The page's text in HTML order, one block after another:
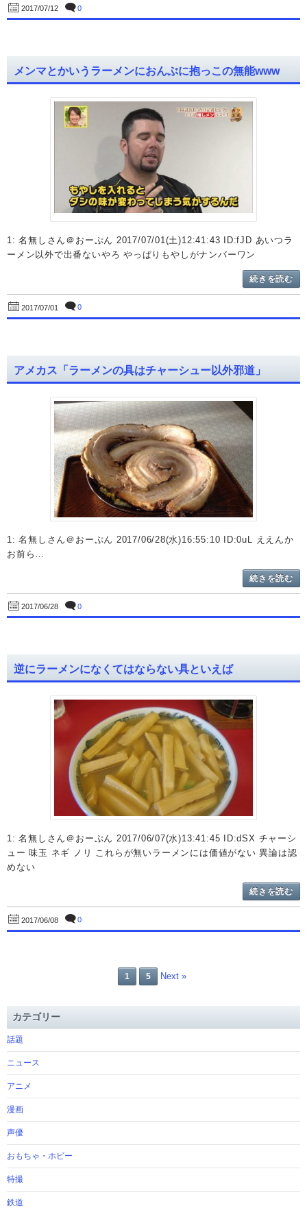
2017/07/12 0
メンマとかいうラーメンにおんぶに抱っこの無能www
1: 名無しさん＠おーぷん 2017/07/01(土)12:41:43 ID:fJD あいつラ
ーメン以外で出番ないやろ やっぱりもやしがナンバーワン
続きを読む
2017/07/01 0
アメカス「ラーメンの具はチャーシュー以外邪道」
1: 名無しさん＠おーぷん 2017/06/28(水)16:55:10 ID:0uL ええんか
お前ら…
続きを読む
2017/06/28 0
逆にラーメンになくてはならない具といえば
1: 名無しさん＠おーぷん 2017/06/07(水)13:41:45 ID:dSX チャーシ
ュー 味玉 ネギ ノリ これらが無いラーメンには価値がない 異論は認
めない
続きを読む
2017/06/08 0
1 5 Next »
カテゴリー
話題
ニュース
アニメ
漫画
声優
おもちゃ・ホビー
特撮
鉄道